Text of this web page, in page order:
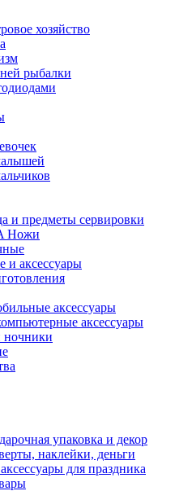
хозяйство
рыбалки
и предметы сервировки
Ножи
аксессуары
аксессуары
аксессуары
ночники
упаковка и декор
наклейки, деньги
для праздника